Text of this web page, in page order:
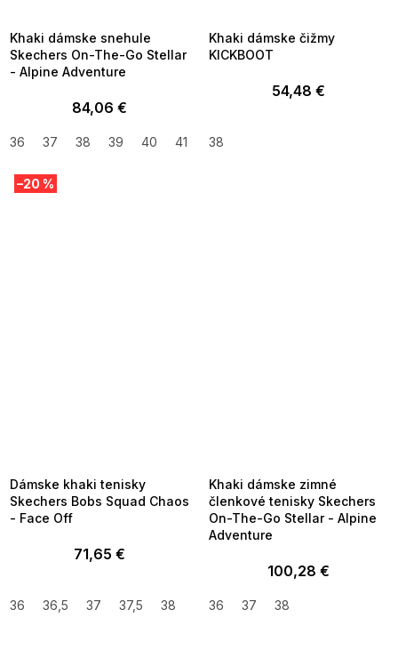
Khaki dámske snehule
Skechers On-The-Go Stellar
- Alpine Adventure
84,06 €
36 37 38 39 40 41 42
Khaki dámske čižmy
KICKBOOT
54,48 €
38
–20 %
Dámske khaki tenisky
Skechers Bobs Squad Chaos
- Face Off
71,65 €
36 36,5 37 37,5 38 40
Khaki dámske zimné
členkové tenisky Skechers
On-The-Go Stellar - Alpine
Adventure
100,28 €
36 37 38